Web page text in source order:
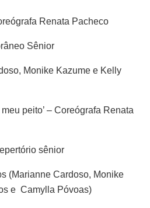
Renata Pacheco
Sênior
Monike Kazume e Kelly
peito’ – Coreógrafa Renata
sênior
(Marianne Cardoso, Monike
e Camylla Póvoas)